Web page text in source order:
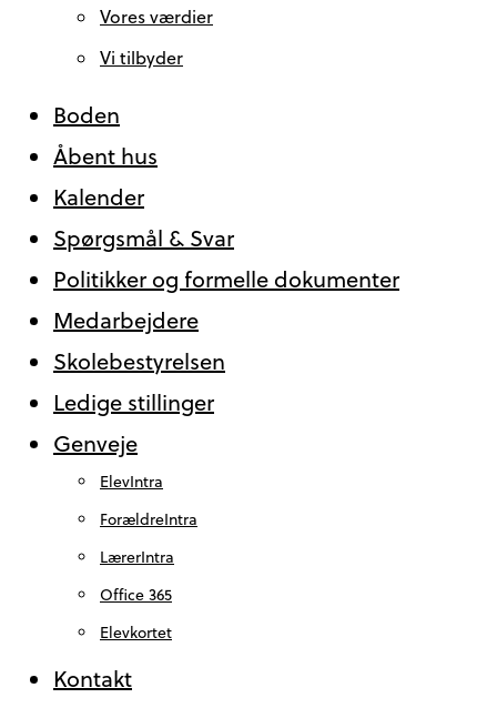
Vores værdier
Vi tilbyder
Boden
Åbent hus
Kalender
Spørgsmål & Svar
Politikker og formelle dokumenter
Medarbejdere
Skolebestyrelsen
Ledige stillinger
Genveje
ElevIntra
ForældreIntra
LærerIntra
Office 365
Elevkortet
Kontakt